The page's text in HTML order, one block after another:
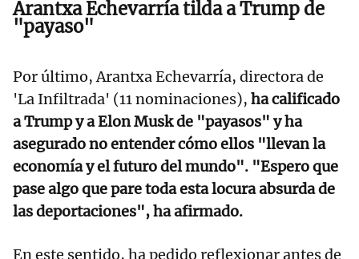
Arantxa Echevarría tilda a Trump de
"payaso"
Por último, Arantxa Echevarría, directora de
'La Infiltrada' (11 nominaciones), ha calificado
a Trump y a Elon Musk de "payasos" y ha
asegurado no entender cómo ellos "llevan la
economía y el futuro del mundo". "Espero que
pase algo que pare toda esta locura absurda de
las deportaciones", ha afirmado.
En este sentido, ha pedido reflexionar antes de